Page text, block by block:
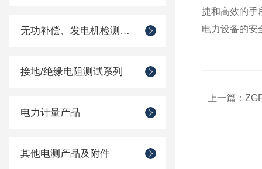
无功补偿、发电机检测仪器
接地/绝缘电阻测试系列
电力计量产品
其他电测产品及附件
捷和高效的手
电力设备的安
上一篇：